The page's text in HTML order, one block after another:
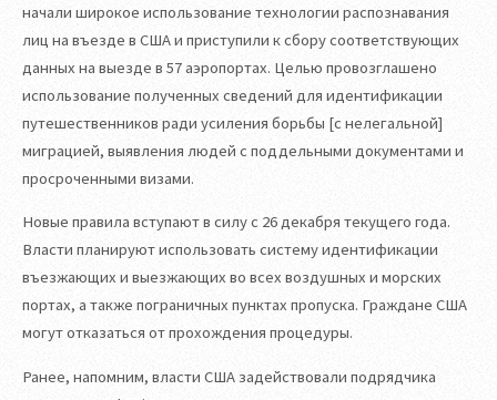
начали широкое использование технологии распознавания
лиц на въезде в США и приступили к сбору соответствующих
данных на выезде в 57 аэропортах. Целью провозглашено
использование полученных сведений для идентификации
путешественников ради усиления борьбы [с нелегальной]
миграцией, выявления людей с поддельными документами и
просроченными визами.
Новые правила вступают в силу с 26 декабря текущего года.
Власти планируют использовать систему идентификации
въезжающих и выезжающих во всех воздушных и морских
портах, а также пограничных пунктах пропуска. Граждане США
могут отказаться от прохождения процедуры.
Ранее, напомним, власти США задействовали подрядчика